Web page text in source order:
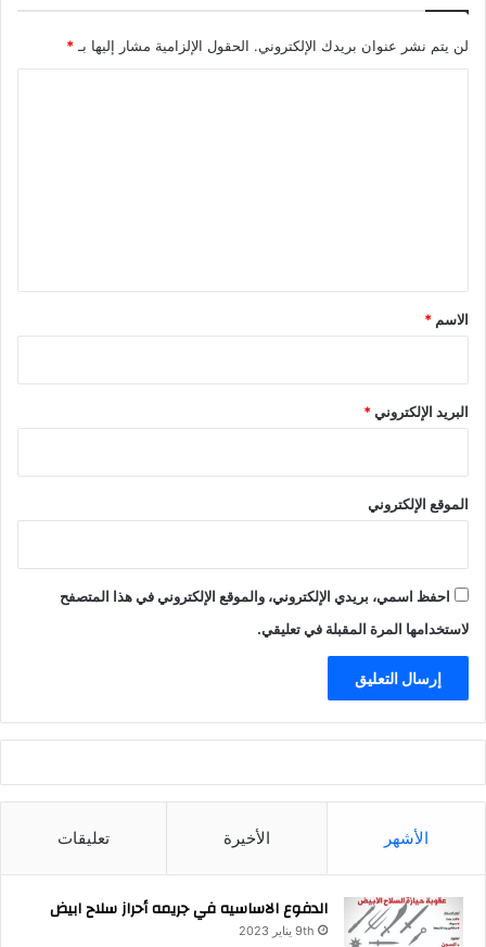
لن يتم نشر عنوان بريدك الإلكتروني. الحقول الإلزامية مشار إليها بـ*
*
الاسم *
البريد الإلكتروني*
الموقع الإلكتروني
احفظ اسمي، بريدي الإلكتروني، والموقع الإلكتروني في هذا المتصفح
لاستخدامها المرة المقبلة في تعليقي.
الأشهر الأخيرة تعليقات
الدفوع الاساسيه في جريمه أحراز سلاح ابيض
9th يناير 2023